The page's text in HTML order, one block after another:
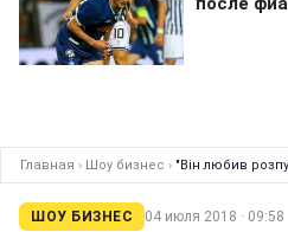
Главная › Шоу бизнес › "Він любив
ШОУ БИЗНЕС 04 июля 2018 · 09:58